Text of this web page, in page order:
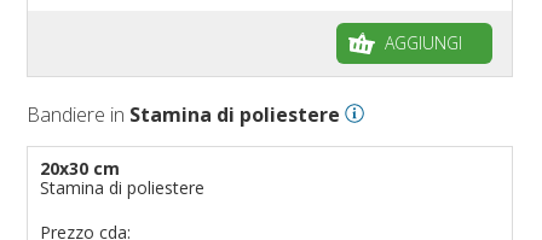
AGGIUNGI
Bandiere in Stamina di poliestere
20x30 cm
Stamina di poliestere
Prezzo cda: